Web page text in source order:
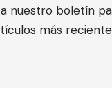
nuestro boletín
más